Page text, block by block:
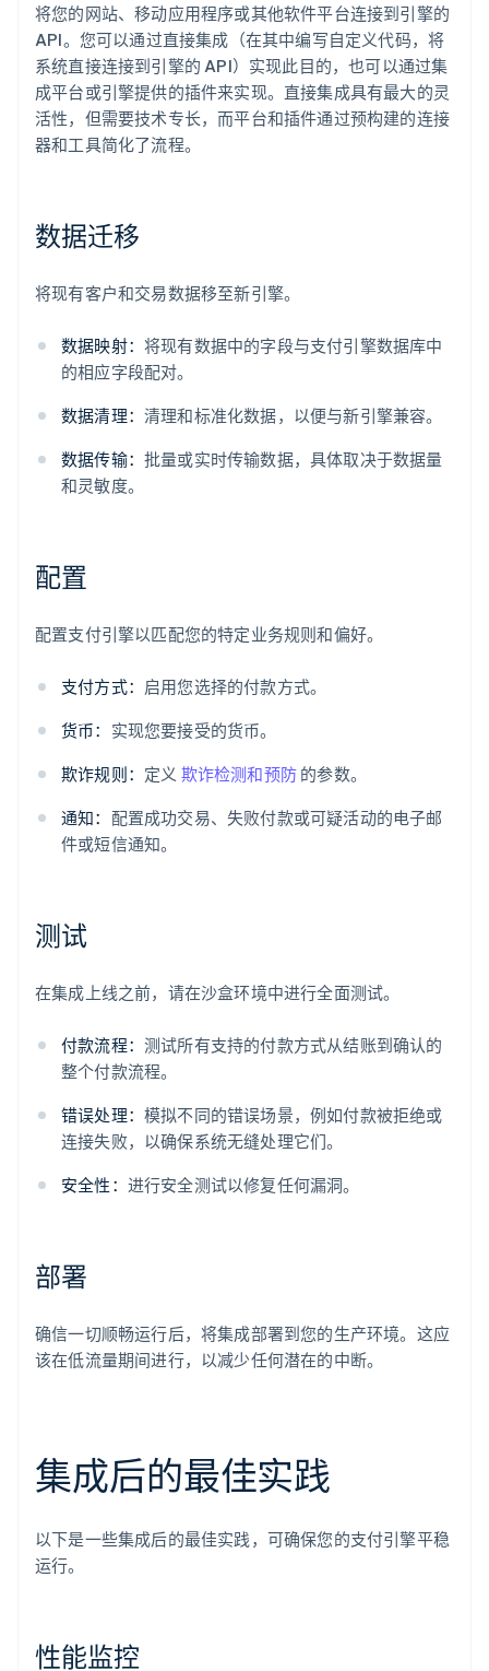
将您的网站、移动应用程序或其他软件平台连接到引擎的
API。您可以通过直接集成（在其中编写自定义代码，将
系统直接连接到引擎的 API）实现此目的，也可以通过集
成平台或引擎提供的插件来实现。直接集成具有最大的灵
活性，但需要技术专长，而平台和插件通过预构建的连接
器和工具简化了流程。
数据迁移
将现有客户和交易数据移至新引擎。
数据映射： 将现有数据中的字段与支付引擎数据库中
的相应字段配对。
数据清理： 清理和标准化数据，以便与新引擎兼容。
数据传输： 批量或实时传输数据，具体取决于数据量
和灵敏度。
配置
配置支付引擎以匹配您的特定业务规则和偏好。
支付方式： 启用您选择的付款方式。
货币： 实现您要接受的货币。
欺诈规则： 定义 欺诈检测和预防 的参数。
通知： 配置成功交易、失败付款或可疑活动的电子邮
件或短信通知。
测试
在集成上线之前，请在沙盒环境中进行全面测试。
付款流程： 测试所有支持的付款方式从结账到确认的
整个付款流程。
错误处理： 模拟不同的错误场景，例如付款被拒绝或
连接失败，以确保系统无缝处理它们。
安全性： 进行安全测试以修复任何漏洞。
部署
确信一切顺畅运行后，将集成部署到您的生产环境。这应
该在低流量期间进行，以减少任何潜在的中断。
集成后的最佳实践
以下是一些集成后的最佳实践，可确保您的支付引擎平稳
运行。
性能监控